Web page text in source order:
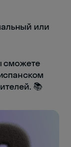
или
сможете
📚